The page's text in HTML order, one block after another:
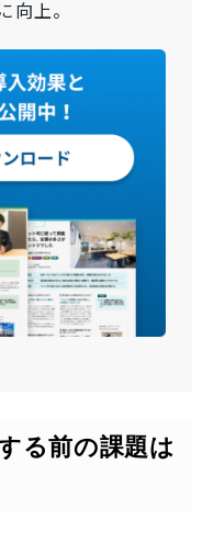
向上。
る前の課題は